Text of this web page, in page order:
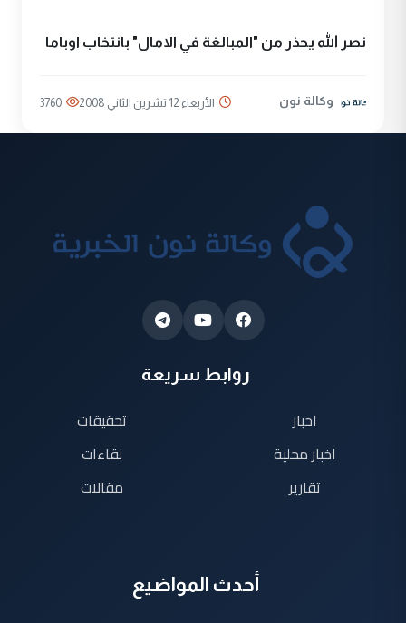
نصر الله يحذر من "المبالغة في الامال" بانتخاب اوباما
وكالة نون الأربعاء 12 تشرين الثاني 2008 3760
روابط سريعة
اخبار
اخبار محلية
تقارير
تحقيقات
لقاءات
مقالات
أحدث المواضيع